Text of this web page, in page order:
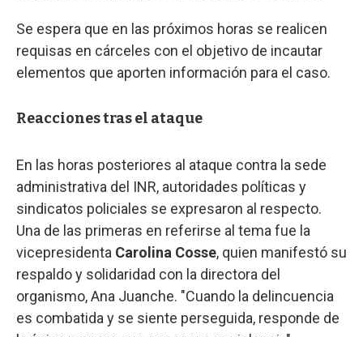
Se espera que en las próximos horas se realicen
requisas en cárceles con el objetivo de incautar
elementos que aporten información para el caso.
Reacciones tras el ataque
En las horas posteriores al ataque contra la sede
administrativa del INR, autoridades políticas y
sindicatos policiales se expresaron al respecto.
Una de las primeras en referirse al tema fue la
vicepresidenta Carolina Cosse, quien manifestó su
respaldo y solidaridad con la directora del
organismo, Ana Juanche. "Cuando la delincuencia
es combatida y se siente perseguida, responde de